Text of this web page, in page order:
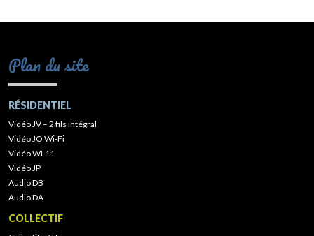
Plan du site
RÉSIDENTIEL
Vidéo JV – 2 fils intégral
Vidéo JO Wi-Fi
Vidéo WL11
Vidéo JP
Audio DB
Audio DA
COLLECTIF